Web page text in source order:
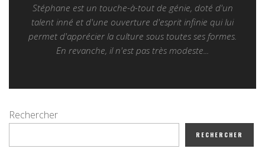
Stéphane est un touche-à-tout de génie, doté d'un
talent inné et d'une ouverture d'esprit infinie qui lui
permet d'apprécier la culture sous toutes ses formes.
En revanche, il n'est pas très modeste...
Rechercher
RECHERCHER